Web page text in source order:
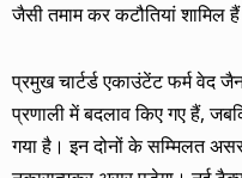
जैसी तमाम कर कटौतियां शामिल
प्रमुख चार्टर्ड एकाउंटेंट फर्म वेद
प्रणाली में बदलाव किए गए हैं,
गया है। इन दोनों के सम्मिलत